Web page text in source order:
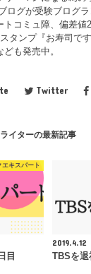
ログが受験ブログ
トコミュ障、偏差
タンプ『お寿司で
も発売中。
Twitter
イターの最新記事
エキスパート
目
2019.4.12
TBSを退